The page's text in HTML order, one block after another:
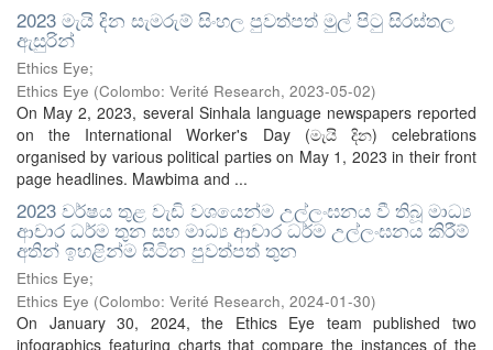
2023 මැයි දින සැමරුම් සිංහල පුවත්පත් මුල් පිටු සිරස්තල
ඇසුරින්
Ethics Eye;
Ethics Eye (Colombo: Verité Research, 2023-05-02)
On May 2, 2023, several Sinhala language newspapers reported
on the International Worker's Day (මැයි දින) celebrations
organised by various political parties on May 1, 2023 in their front
page headlines. Mawbima and ...
2023 වර්ෂය තුළ වැඩි වශයෙන්ම උල්ලංඝනය වී තිබූ මාධ්‍ය
ආචාර ධර්ම තුන සහ මාධ්‍ය ආචාර ධර්ම උල්ලංඝනය කිරීම්
අතින් ඉහළින්ම සිටින පුවත්පත් තුන
Ethics Eye;
Ethics Eye (Colombo: Verité Research, 2024-01-30)
On January 30, 2024, the Ethics Eye team published two
infographics featuring charts that compare the instances of the